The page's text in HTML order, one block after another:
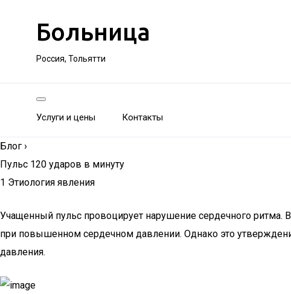
Больница
Россия, Тольятти
Услуги и цены Контакты
Блог ›
Пульс 120 ударов в минуту
1 Этиология явления
Учащенный пульс провоцирует нарушение сердечного ритма.
при повышенном сердечном давлении. Однако это
давления.